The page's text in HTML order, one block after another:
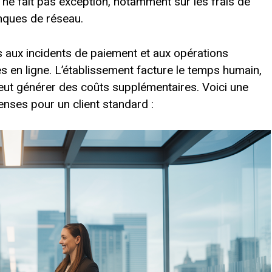
de réseau.
incidents de paiement et aux opérations
ligne. L’établissement facture le temps humain,
générer des coûts supplémentaires. Voici une
pour un client standard :